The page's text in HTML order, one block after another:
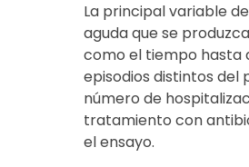
La principal variable
aguda que se
como el tiempo hasta
episodios distintos del
número de
tratamiento con
el ensayo.